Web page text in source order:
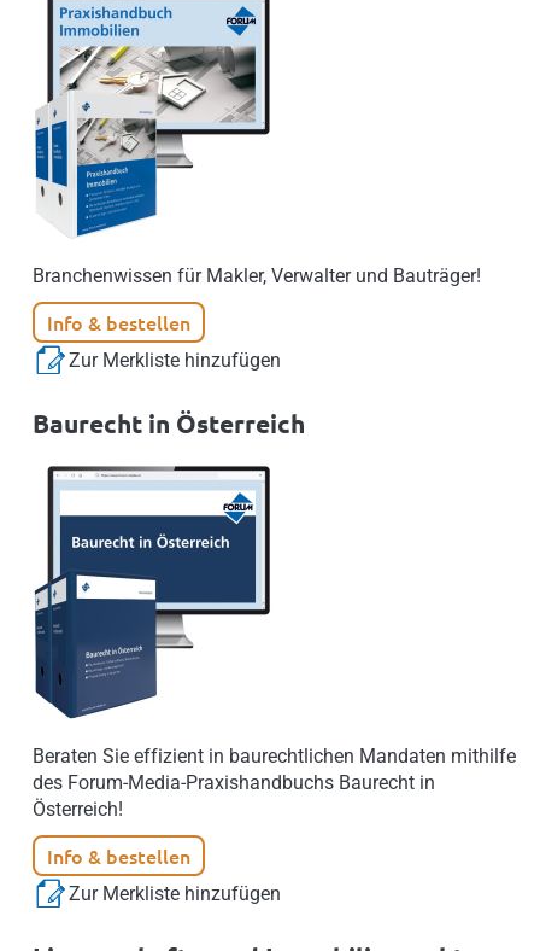
Branchenwissen für Makler, Verwalter und Bauträger!
Info & bestellen
Zur Merkliste hinzufügen
Baurecht in Österreich
Beraten Sie effizient in baurechtlichen Mandaten mithilfe
des Forum-Media-Praxishandbuchs Baurecht in
Österreich!
Info & bestellen
Zur Merkliste hinzufügen